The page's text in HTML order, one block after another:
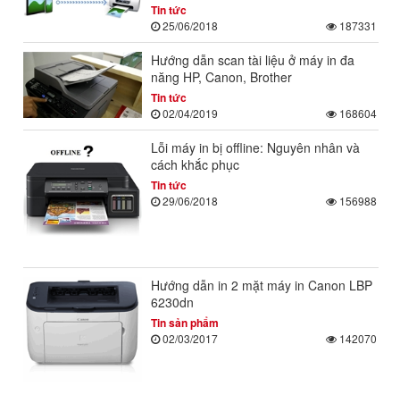
Tin tức
25/06/2018 187331
Hướng dẫn scan tài liệu ở máy in đa
năng HP, Canon, Brother
Tin tức
02/04/2019 168604
Lỗi máy in bị offline: Nguyên nhân và
cách khắc phục
Tin tức
29/06/2018 156988
Hướng dẫn in 2 mặt máy in Canon LBP
6230dn
Tin sản phẩm
02/03/2017 142070